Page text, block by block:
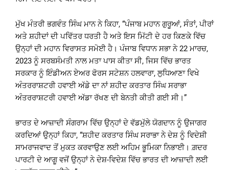
ਮੁੱਖ ਮੰਤਰੀ ਭਗਵੰਤ ਸਿੰਘ ਮਾਨ ਨੇ ਕਿਹਾ, “ਪੰਜਾਬ ਮਹਾਨ ਗੁਰੂਆਂ, ਸੰਤਾਂ, ਪੀਰਾਂ
ਅਤੇ ਸ਼ਹੀਦਾਂ ਦੀ ਪਵਿੱਤਰ ਧਰਤੀ ਹੈ ਅਤੇ ਇਸ ਮਿੱਟੀ ਦੇ ਹਰ ਕਿਣਕੇ ਵਿੱਚ
ਉਨ੍ਹਾਂ ਦੀ ਮਹਾਨ ਵਿਰਾਸਤ ਸਮੋਈ ਹੈ। ਪੰਜਾਬ ਵਿਧਾਨ ਸਭਾ ਨੇ 22 ਮਾਰਚ,
2023 ਨੂੰ ਸਰਬਸੰਮਤੀ ਨਾਲ ਮਤਾ ਪਾਸ ਕੀਤਾ ਸੀ, ਜਿਸ ਵਿੱਚ ਭਾਰਤ
ਸਰਕਾਰ ਨੂੰ ਇੰਡੀਅਨ ਏਅਰ ਫੋਰਸ ਸਟੇਸ਼ਨ ਹਲਵਾਰਾ, ਲੁਧਿਆਣਾ ਵਿਖੇ
ਅੰਤਰਰਾਸ਼ਟਰੀ ਹਵਾਈ ਅੱਡੇ ਦਾ ਨਾਂ ਸ਼ਹੀਦ ਕਰਤਾਰ ਸਿੰਘ ਸਰਾਭਾ
ਅੰਤਰਰਾਸ਼ਟਰੀ ਹਵਾਈ ਅੱਡਾ ਰੱਖਣ ਦੀ ਬੇਨਤੀ ਕੀਤੀ ਗਈ ਸੀ।”
ਭਾਰਤ ਦੇ ਆਜ਼ਾਦੀ ਸੰਗਰਾਮ ਵਿੱਚ ਉਨ੍ਹਾਂ ਦੇ ਵੱਡਮੁੱਲੇ ਯੋਗਦਾਨ ਨੂੰ ਉਜਾਗਰ
ਕਰਦਿਆਂ ਉਨ੍ਹਾਂ ਕਿਹਾ, “ਸ਼ਹੀਦ ਕਰਤਾਰ ਸਿੰਘ ਸਰਾਭਾ ਨੇ ਦੇਸ਼ ਨੂੰ ਵਿਦੇਸ਼ੀ
ਸਾਮਰਾਜਵਾਦ ਤੋਂ ਮੁਕਤ ਕਰਵਾਉਣ ਲਈ ਅਹਿਮ ਭੂਮਿਕਾ ਨਿਭਾਈ। ਗ਼ਦਰ
ਪਾਰਟੀ ਦੇ ਆਗੂ ਵਜੋਂ ਉਨ੍ਹਾਂ ਨੇ ਦੇਸ਼-ਵਿਦੇਸ਼ ਵਿੱਚ ਭਾਰਤ ਦੀ ਆਜ਼ਾਦੀ ਲਈ